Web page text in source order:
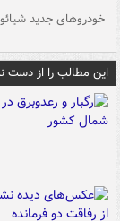
خودروهای جدید
این مطالب را از دست